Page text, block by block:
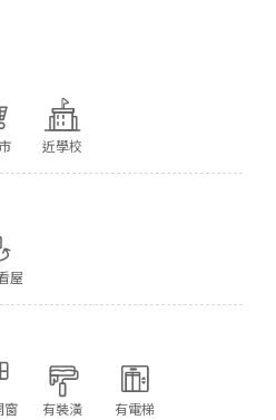
近學校
屋
窗 有裝潢 有電梯